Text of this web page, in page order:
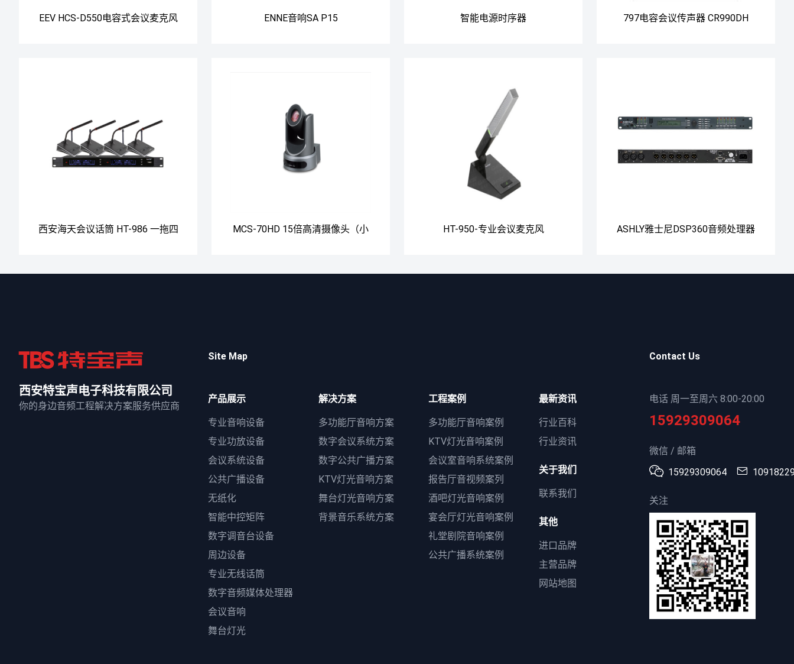
EEV HCS-D550电容式会议麦克风 ENNE音响SA P15 智能电源时序器 797电容会议传声器 CR990DH
西安海天会议话筒 HT-986 一拖四
MCS-70HD 15倍高清摄像头（小
HT-950-专业会议麦克风 ASHLY雅士尼DSP360音频处理器
西安特宝声电子科技有限公司
你的身边音频工程解决方案服务供应商
Site Map
产品展示
专业音响设备
专业功放设备
会议系统设备
公共广播设备
无纸化
智能中控矩阵
数字调音台设备
周边设备
专业无线话筒
数字音频媒体处理器
会议音响
舞台灯光
解决方案
多功能厅音响方案
数字会议系统方案
数字公共广播方案
KTV灯光音响方案
舞台灯光音响方案
背景音乐系统方案
工程案例
多功能厅音响案例
KTV灯光音响案例
会议室音响系统案例
报告厅音视频案列
酒吧灯光音响案例
宴会厅灯光音响案例
礼堂剧院音响案例
公共广播系统案例
最新资讯
行业百科
行业资讯
关于我们
联系我们
其他
进口品牌
主营品牌
网站地图
Contact Us
电话 周一至周六 8:00-20:00
15929309064
微信 / 邮箱
15929309064
关注